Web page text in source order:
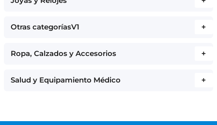
Otras categoríasV1 +
Ropa, Calzados y Accesorios +
Salud y Equipamiento Médico +